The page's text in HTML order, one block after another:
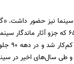
نیز حضور
63 و «ناخدا خورشید» به کارگردانی ناصر
این